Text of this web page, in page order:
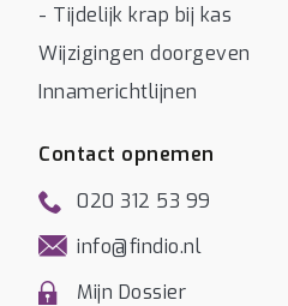
- Tijdelijk krap bij kas
Wijzigingen doorgeven
Innamerichtlijnen
Contact opnemen
020 312 53 99
info@findio.nl
Mijn Dossier